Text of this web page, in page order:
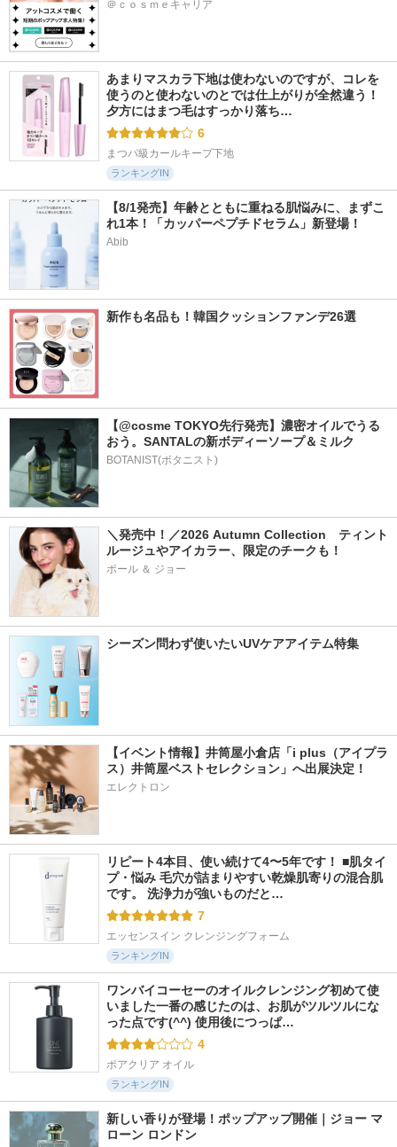
＠ｃｏｓｍｅキャリア
あまりマスカラ下地は使わないのですが、コレを
使うのと使わないのとでは仕上がりが全然違う！
夕方にはまつ毛はすっかり落ち…
6
まつパ級カールキープ下地
ランキングIN
【8/1発売】年齢とともに重ねる肌悩みに、まずこ
れ1本！「カッパーペプチドセラム」新登場！
Abib
新作も名品も！韓国クッションファンデ26選
【@cosme TOKYO先行発売】濃密オイルでうる
おう。SANTALの新ボディーソープ＆ミルク
BOTANIST(ボタニスト)
＼発売中！／2026 Autumn Collection　ティント
ルージュやアイカラー、限定のチークも！
ポール ＆ ジョー
シーズン問わず使いたいUVケアアイテム特集
【イベント情報】井筒屋小倉店「i plus（アイプラ
ス）井筒屋ベストセレクション」へ出展決定！
エレクトロン
リピート4本目、使い続けて4〜5年です！ ■肌タイ
プ・悩み 毛穴が詰まりやすい乾燥肌寄りの混合肌
です。 洗浄力が強いものだと…
7
エッセンスイン クレンジングフォーム
ランキングIN
ワンバイコーセーのオイルクレンジング初めて使
いました一番の感じたのは、お肌がツルツルにな
った点です(^^) 使用後につっぱ…
4
ポアクリア オイル
ランキングIN
新しい香りが登場！ポップアップ開催｜ジョー マ
ローン ロンドン